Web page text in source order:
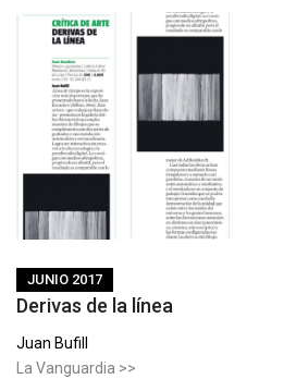
JUNIO 2017
Derivas de la línea
Juan Bufill
La Vanguardia >>